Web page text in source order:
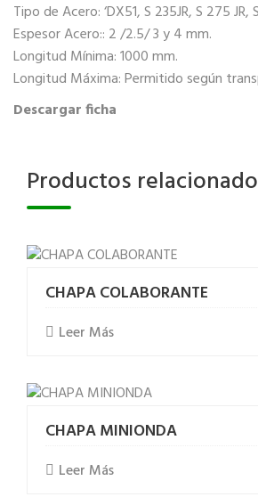
Tipo de Acero: ‘DX51, S 235JR, S 275
Espesor Acero:: 2 /2.5/ 3 y 4 mm.
Longitud Mínima: 1000 mm.
Longitud Máxima: Permitido según
Descargar ficha
Productos
CHAPA COLABORANTE
Leer Más
CHAPA MINIONDA
Leer Más